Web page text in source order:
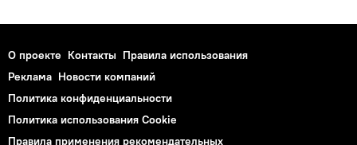
О проекте Контакты Правила использования
Реклама Новости компаний
Политика конфиденциальности
Политика использования Cookie
Правила применения рекомендательных